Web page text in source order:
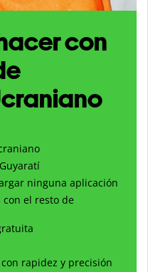
con
ninguna aplicación
el resto de
rapidez y precisión